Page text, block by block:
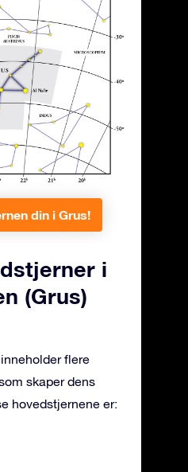
din i Grus!
i
(Grus)
flere
skaper dens
hovedstjernene er: